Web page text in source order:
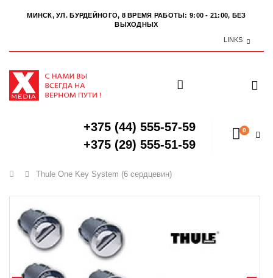
МИНСК, УЛ. БУРДЕЙНОГО, 8 ВРЕМЯ РАБОТЫ: 9:00 - 21:00, БЕЗ
ВЫХОДНЫХ
LINKS
+375 (44) 555-57-59
+375 (29) 555-51-59
0
Главная
Thule One Key System (6 сердцевин)